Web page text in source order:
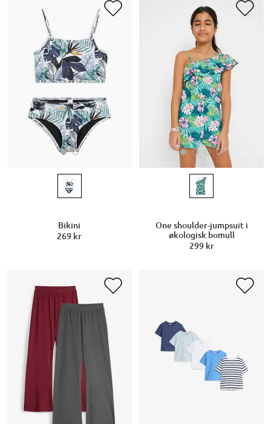
Bikini
269 kr
One shoulder-jumpsuit i
økologisk bomull
299 kr